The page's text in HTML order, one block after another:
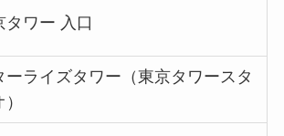
タワー 入口
ーライズタワー（東京タワースタ